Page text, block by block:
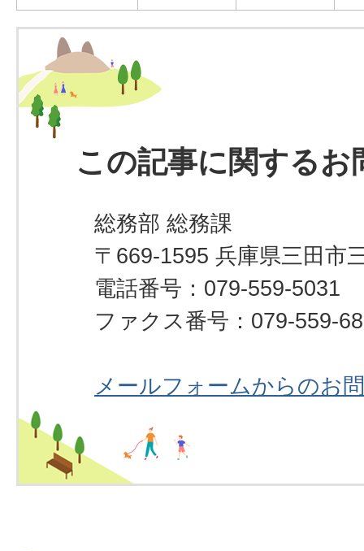
この記事に関するお
総務部 総務課
〒669-1595 兵庫県三田市
電話番号：079-559-5031
ファクス番号：079-559-
メールフォームからのお